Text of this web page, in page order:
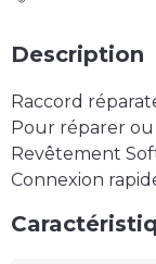
Description
Raccord
Pour réparer
Revêtement
Connexion